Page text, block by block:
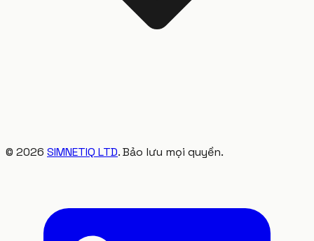
© 2026 SIMNETIQ LTD. Bảo lưu mọi quyền.